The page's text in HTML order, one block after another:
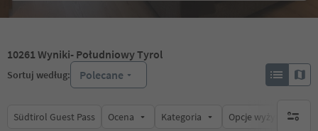
10261 Wyniki- Południowy Tyrol
Sortuj według: Polecane
Südtirol Guest Pass Ocena Kategoria Opcje wyżywieniabrak